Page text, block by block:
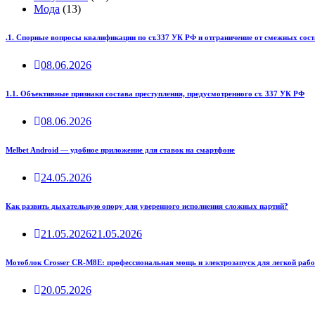
Мода (13)
.1. Спорные вопросы квалификации по ст.337 УК РФ и отграничение от смежных
08.06.2026
1.1. Объективные признаки состава преступления, предусмотренного ст. 337 УК РФ
08.06.2026
Melbet Android — удобное приложение для ставок на смартфоне
24.05.2026
Как развить дыхательную опору для уверенного исполнения сложных партий?
21.05.202621.05.2026
Мотоблок Crosser CR-M8E: профессиональная мощь и электрозапуск для легкой
20.05.2026